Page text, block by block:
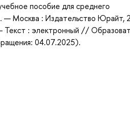
пособие для среднего
— Москва : Издательство Юрайт,
: электронный //
04.07.2025).